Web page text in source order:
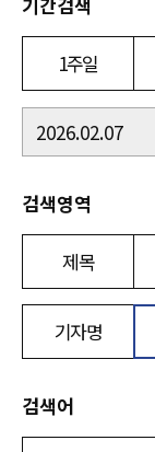
1주일
검색영역
제목
기자명
검색어